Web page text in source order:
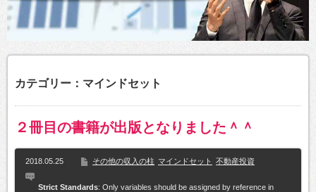
カテゴリー：マインドセット
２冊目の書籍が出版となりました＾＾
2018.05.25 その他の収入の柱 マインドセット 不動産投資
Strict Standards: Only variables should be assigned by reference in